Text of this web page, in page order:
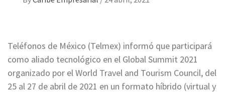
Teléfonos de México (Telmex) informó que participará
como aliado tecnológico en el Global Summit 2021
organizado por el World Travel and Tourism Council, del
25 al 27 de abril de 2021 en un formato híbrido (virtual y